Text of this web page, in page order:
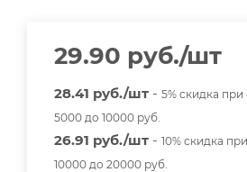
29.90 руб./шт
28.41 руб./шт - 5% скидка при
5000 до 10000 руб.
26.91 руб./шт - 10% скидка
10000 до 20000 руб.